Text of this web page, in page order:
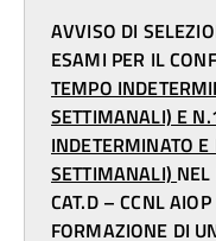
AVVISO DI
ESAMI PER IL
TEMPO
SETTIMANALI) E
INDETERMINATO
SETTIMANALI)
CAT.D – CCNL
FORMAZIONE DI